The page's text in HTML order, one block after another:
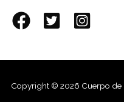
Copyright © 2026 Cuerpo de